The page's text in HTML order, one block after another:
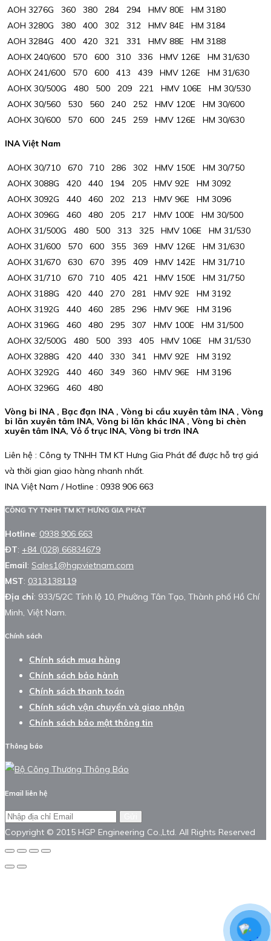
AOH 3276G 360 380 284 294 HMV 80E HM 3180
AOH 3280G 380 400 302 312 HMV 84E HM 3184
AOH 3284G 400 420 321 331 HMV 88E HM 3188
AOHX 240/600 570 600 310 336 HMV 126E HM 31/630
AOHX 241/600 570 600 413 439 HMV 126E HM 31/630
AOHX 30/500G 480 500 209 221 HMV 106E HM 30/530
AOHX 30/560 530 560 240 252 HMV 120E HM 30/600
AOHX 30/600 570 600 245 259 HMV 126E HM 30/630
INA Việt Nam
AOHX 30/710 670 710 286 302 HMV 150E HM 30/750
AOHX 3088G 420 440 194 205 HMV 92E HM 3092
AOHX 3092G 440 460 202 213 HMV 96E HM 3096
AOHX 3096G 460 480 205 217 HMV 100E HM 30/500
AOHX 31/500G 480 500 313 325 HMV 106E HM 31/530
AOHX 31/600 570 600 355 369 HMV 126E HM 31/630
AOHX 31/670 630 670 395 409 HMV 142E HM 31/710
AOHX 31/710 670 710 405 421 HMV 150E HM 31/750
AOHX 3188G 420 440 270 281 HMV 92E HM 3192
AOHX 3192G 440 460 285 296 HMV 96E HM 3196
AOHX 3196G 460 480 295 307 HMV 100E HM 31/500
AOHX 32/500G 480 500 393 405 HMV 106E HM 31/530
AOHX 3288G 420 440 330 341 HMV 92E HM 3192
AOHX 3292G 440 460 349 360 HMV 96E HM 3196
AOHX 3296G 460 480
Vòng bi INA , Bạc đạn INA , Vòng bi cầu xuyên tâm INA , Vòng
bi lăn xuyên tâm INA, Vòng bi lăn khác INA , Vòng bi chèn
xuyên tâm INA, Vỏ ổ trục INA, Vòng bi trơn INA
Liên hệ : Công ty TNHH TM KT Hưng Gia Phát để được hỗ trợ giá
và thời gian giao hàng nhanh nhất.
INA Việt Nam / Hotline : 0938 906 663
CÔNG TY TNHH TM KT HƯNG GIA PHÁT
Hotline: 0938 906 663
ĐT: +84 (028) 66834679
Email: Sales1@hgpvietnam.com
MST: 0313138119
Địa chỉ: 933/5/2C Tỉnh lộ 10, Phường Tân Tạo, Thành phố Hồ Chí
Minh, Việt Nam.
Chính sách
Chính sách mua hàng
Chính sách bảo hành
Chính sách thanh toán
Chính sách vận chuyển và giao nhận
Chính sách bảo mật thông tin
Thông báo
Email liên hệ
Copyright © 2015 HGP Engineering Co.,Ltd. All Rights Reserved